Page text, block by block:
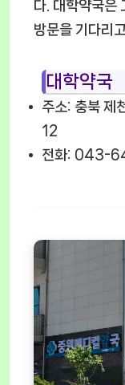
다. 대학약국은
방문을 기다리
대학약국
주소: 충북 제
12
전화: 043-